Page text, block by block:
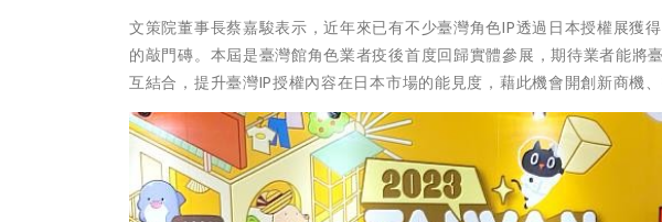
文策院董事長蔡嘉駿表示，近年來已有不少臺灣角色IP透過日本授權展獲
的敲門磚。本屆是臺灣館角色業者疫後首度回歸實體參展，期待業者能將
互結合，提升臺灣IP授權內容在日本市場的能見度，藉此機會開創新商機、